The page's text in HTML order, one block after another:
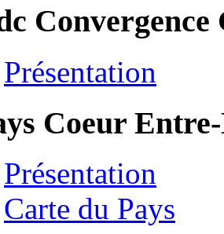
Convergence
Présentation
Coeur
Présentation
Carte du Pays